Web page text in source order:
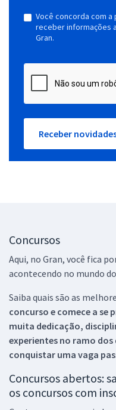
Você concorda com
receber informações
Gran.
Receber
Concursos
Aqui, no Gran, você fica
acontecendo no mundo
Saiba quais são as
concurso e comece a se
muita dedicação,
experientes no ramo dos
conquistar uma vaga
Concursos abertos:
os concursos com